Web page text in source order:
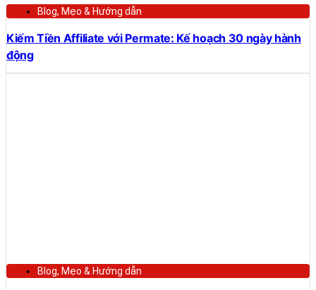
Blog, Mẹo & Hướng dẫn
Kiếm Tiền Affiliate với Permate: Kế hoạch 30 ngày hành
động
Blog, Mẹo & Hướng dẫn